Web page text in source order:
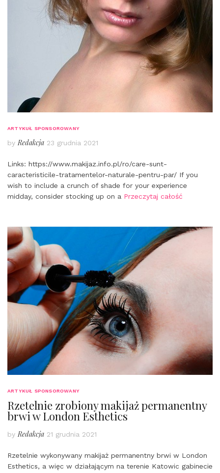
ARTYKUŁ SPONSOROWANY
by Redakcja 23 grudnia 2021
Links: https://www.makijaz.info.pl/ro/care-sunt-
caracteristicile-tratamentelor-naturale-pentru-par/ If you
wish to include a crunch of shade for your experience
midday, consider stocking up on a Przeczytaj całość
ARTYKUŁ SPONSOROWANY
Rzetelnie zrobiony makijaż permanentny
brwi w London Esthetics
by Redakcja 21 grudnia 2021
Rzetelnie wykonywany makijaż permanentny brwi w London
Esthetics, a więc w działającym na terenie Katowic gabinecie